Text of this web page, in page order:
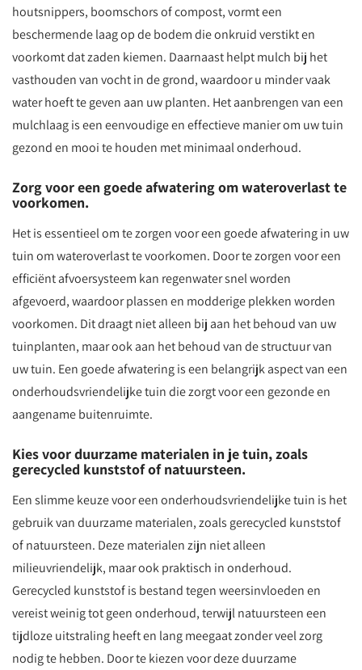
houtsnippers, boomschors of compost, vormt een
beschermende laag op de bodem die onkruid verstikt en
voorkomt dat zaden kiemen. Daarnaast helpt mulch bij het
vasthouden van vocht in de grond, waardoor u minder vaak
water hoeft te geven aan uw planten. Het aanbrengen van een
mulchlaag is een eenvoudige en effectieve manier om uw tuin
gezond en mooi te houden met minimaal onderhoud.
Zorg voor een goede afwatering om wateroverlast te
voorkomen.
Het is essentieel om te zorgen voor een goede afwatering in uw
tuin om wateroverlast te voorkomen. Door te zorgen voor een
efficiënt afvoersysteem kan regenwater snel worden
afgevoerd, waardoor plassen en modderige plekken worden
voorkomen. Dit draagt niet alleen bij aan het behoud van uw
tuinplanten, maar ook aan het behoud van de structuur van
uw tuin. Een goede afwatering is een belangrijk aspect van een
onderhoudsvriendelijke tuin die zorgt voor een gezonde en
aangename buitenruimte.
Kies voor duurzame materialen in je tuin, zoals
gerecycled kunststof of natuursteen.
Een slimme keuze voor een onderhoudsvriendelijke tuin is het
gebruik van duurzame materialen, zoals gerecycled kunststof
of natuursteen. Deze materialen zijn niet alleen
milieuvriendelijk, maar ook praktisch in onderhoud.
Gerecycled kunststof is bestand tegen weersinvloeden en
vereist weinig tot geen onderhoud, terwijl natuursteen een
tijdloze uitstraling heeft en lang meegaat zonder veel zorg
nodig te hebben. Door te kiezen voor deze duurzame